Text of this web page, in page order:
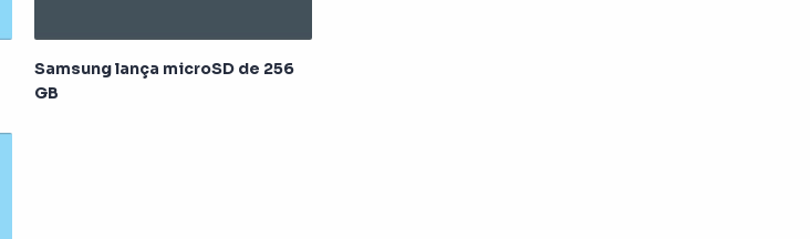
Samsung lança microSD de 256
GB